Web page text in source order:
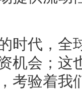
时代，全
机会；这
考验着我